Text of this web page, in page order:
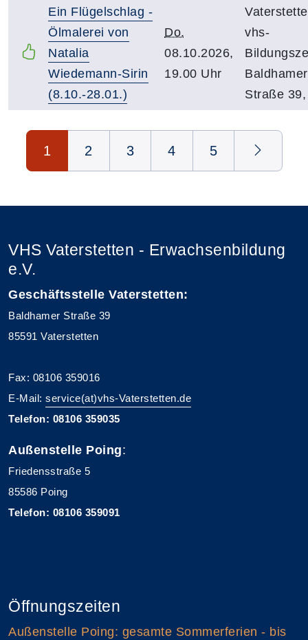
Ein Flügelschlag -
Ölmalerei von
Natalia
Wiedemann-Sirin
(8.10.-28.01.)
Do.
08.10.2026,
19.00 Uhr
vhs-
Baldhamer
Straße
Seite 1 von 5
1 2 3 4 5
VHS Vaterstetten - Erwachsenbildung
e.V.
Geschäftsstelle Vaterstetten:
Baldhamer Straße 39
85591 Vaterstetten
Fax: 08106 359016
E-Mail: service(at)vhs-Vaterstetten.de
Telefon: 08106 359035
Außenstelle Poing:
Friedensstraße 5
85586 Poing
Telefon: 08106 359091
Öffnungszeiten
Außenstelle Poing: gesamte Sommerferien - bis